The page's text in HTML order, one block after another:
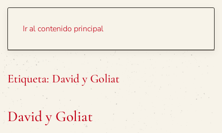
Ir al contenido principal
Etiqueta: David y Goliat
David y Goliat